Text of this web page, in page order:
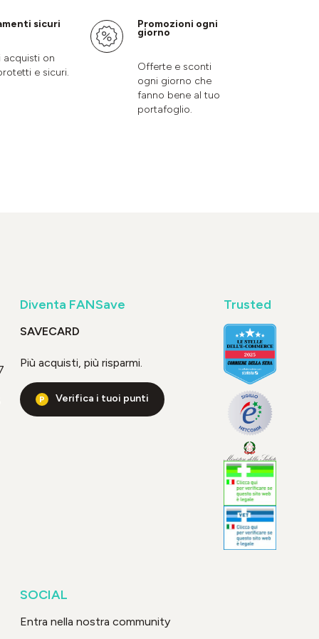
sicuri
acquisti on
e sicuri.
Promozioni ogni
giorno
Offerte e sconti
ogni giorno che
fanno bene al tuo
portafoglio.
Diventa FANSave
SAVECARD
Più acquisti, più risparmi.
Verifica i tuoi punti
SOCIAL
Entra nella nostra community
Trusted